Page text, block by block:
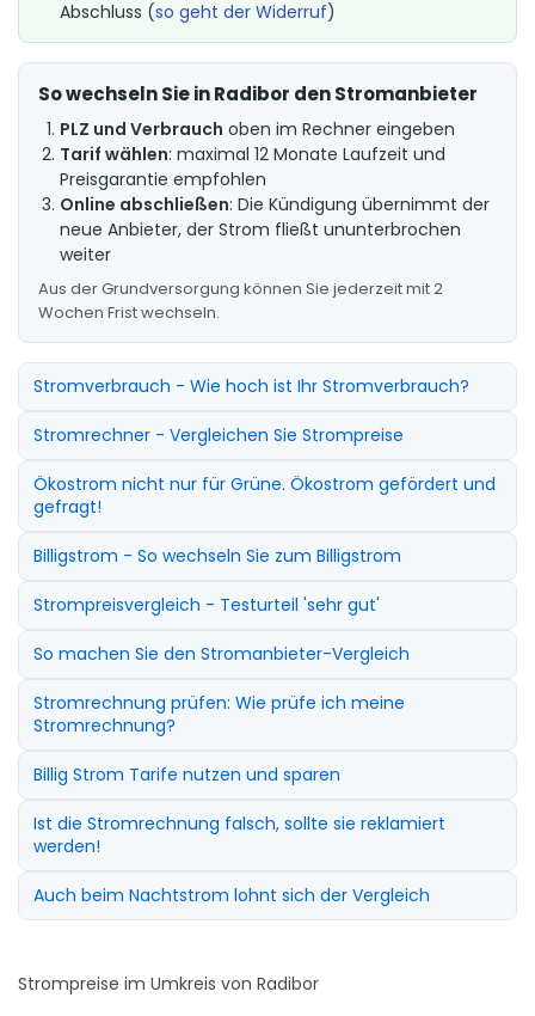
Abschluss (so geht der Widerruf)
So wechseln Sie in Radibor den Stromanbieter
PLZ und Verbrauch oben im Rechner eingeben
Tarif wählen: maximal 12 Monate Laufzeit und
Preisgarantie empfohlen
Online abschließen: Die Kündigung übernimmt der
neue Anbieter, der Strom fließt ununterbrochen
weiter
Aus der Grundversorgung können Sie jederzeit mit 2
Wochen Frist wechseln.
Stromverbrauch - Wie hoch ist Ihr Stromverbrauch?
Stromrechner - Vergleichen Sie Strompreise
Ökostrom nicht nur für Grüne. Ökostrom gefördert und
gefragt!
Billigstrom - So wechseln Sie zum Billigstrom
Strompreisvergleich - Testurteil 'sehr gut'
So machen Sie den Stromanbieter-Vergleich
Stromrechnung prüfen: Wie prüfe ich meine
Stromrechnung?
Billig Strom Tarife nutzen und sparen
Ist die Stromrechnung falsch, sollte sie reklamiert
werden!
Auch beim Nachtstrom lohnt sich der Vergleich
Strompreise im Umkreis von Radibor